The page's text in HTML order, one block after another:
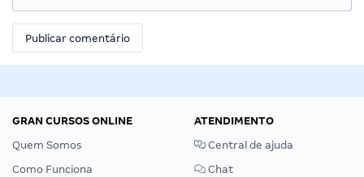
GRAN CURSOS ONLINE
Quem Somos
Como Funciona
ATENDIMENTO
Central de ajuda
Chat